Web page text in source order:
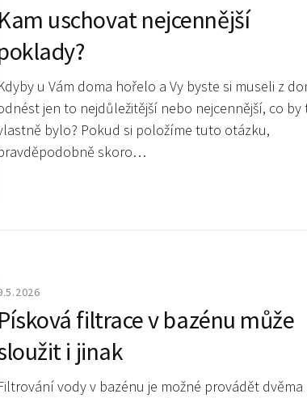
Kam uschovat nejcennější
u Vám doma hořelo a Vy byste si museli z
jen to nejdůležitější nebo nejcennější, co by
bylo? Pokud si položíme tuto otázku,
skoro…
Písková filtrace v bazénu může
i jinak
vody v bazénu je možné provádět dvěma